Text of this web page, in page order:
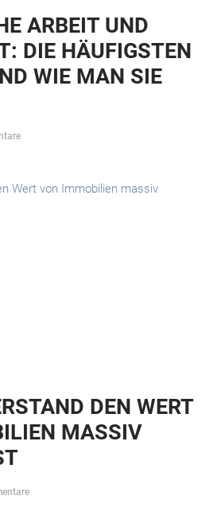
ARBEIT UND
DIE HÄUFIGSTEN
WIE MAN SIE
DEN WERT
MASSIV